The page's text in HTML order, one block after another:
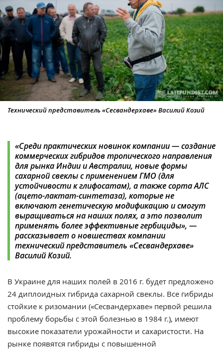
Технический представитель «Сесвандерхаве» Василий Козий
«Среди практических новинок компании — создание
коммерческих гибридов тропического направления
для рынка Индии и Австралии, новые формы
сахарной свеклы с применением ГМО (для
устойчивости к глифосатам), а также сорта АЛС
(ацето-лактат-синтетаза), которые не
включают генетическую модификацию и смогут
выращиваться на наших полях, а это позволит
применять более эффективные гербициды», —
рассказывает о новшествах компании
технический представитель «Сесвандерхаве»
Василий Козий.
В Украине для наших полей в 2016 г. будет предложено
24 диплоидных гибрида сахарной свеклы. Все гибриды
стойкие к ризомании («Сесвандерхаве» первой решила
проблему борьбы с этой болезнью в 1984 г.), имеют
высокие показатели урожайности и сахаристости. На
рынке появятся гибриды с повышенной